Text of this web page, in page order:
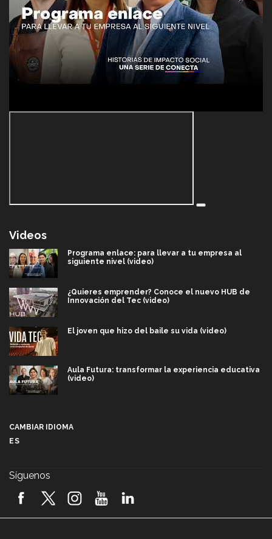
Videos
Programa enlace: para llevar a tu empresa al
siguiente nivel (video)
¿Quieres emprender? Conoce el nuevo HUB de
Innovación del Tec (video)
El joven que hizo del baile su vida (video)
Aula Futura: transformar la experiencia educativa
(video)
2026! (video)
CAMBIAR IDIOMA
ES
Síguenos